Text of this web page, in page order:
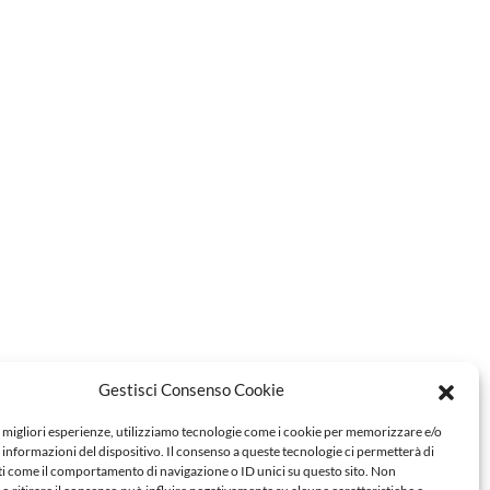
Gestisci Consenso Cookie
esperienze, utilizziamo tecnologie come i cookie per memorizzare e/o
informazioni del dispositivo. Il consenso a queste tecnologie ci permetterà di
come il comportamento di navigazione o ID unici su questo sito. Non